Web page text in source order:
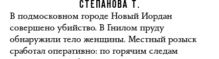
СТЕПАНОВА Т.
В подмосковном городе Новый Иордан
совершено убийство. В Гнилом пруду
обнаружили тело женщины. Местный розыск
сработал оперативно: по горячим следам